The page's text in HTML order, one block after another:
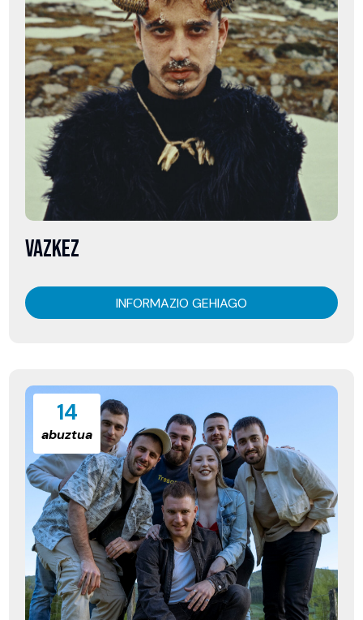
VAZKEZ
INFORMAZIO GEHIAGO
14
abuztua